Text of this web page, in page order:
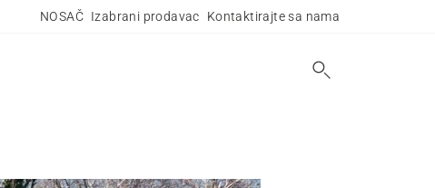
NOSAČ Izabrani prodavac Kontaktirajte sa nama